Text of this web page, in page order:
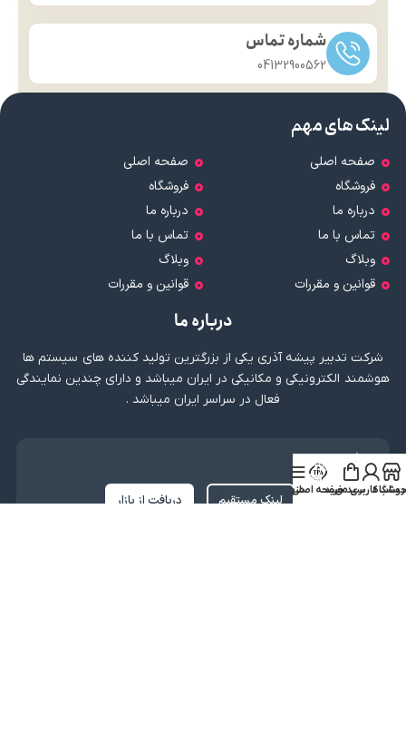
شماره تماس
04132900562
لینک های مهم
صفحه اصلی
فروشگاه
درباره ما
تماس با ما
وبلاگ
قوانین و مقررات
صفحه اصلی
فروشگاه
درباره ما
تماس با ما
وبلاگ
قوانین و مقررات
درباره ما
شرکت تدبیر پیشه آذری یکی از بزرگترین تولید کننده های سیستم ها
هوشمند الکترونیکی و مکانیکی در ایران میباشد و دارای چندین نمایندگی
فعال در سراسر ایران میباشد .
دریافت اپلیکیشن
لینک مستقیم دریافت از بازار
حساب کاربری من
سبد خریدصفحه اصلی
منو